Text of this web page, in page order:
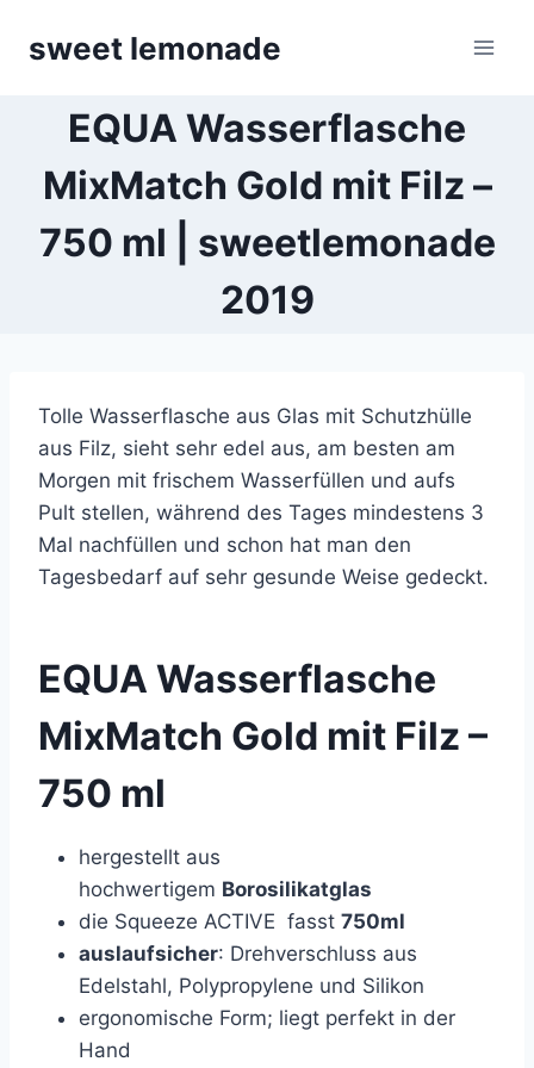
sweet lemonade
EQUA Wasserflasche
MixMatch Gold mit Filz –
750 ml | sweetlemonade
2019
Tolle Wasserflasche aus Glas mit Schutzhülle
aus Filz, sieht sehr edel aus, am besten am
Morgen mit frischem Wasserfüllen und aufs
Pult stellen, während des Tages mindestens 3
Mal nachfüllen und schon hat man den
Tagesbedarf auf sehr gesunde Weise gedeckt.
EQUA Wasserflasche
MixMatch Gold mit Filz –
750 ml
hergestellt aus
hochwertigem Borosilikatglas
die Squeeze ACTIVE fasst 750ml
auslaufsicher: Drehverschluss aus
Edelstahl, Polypropylene und Silikon
ergonomische Form; liegt perfekt in der
Hand